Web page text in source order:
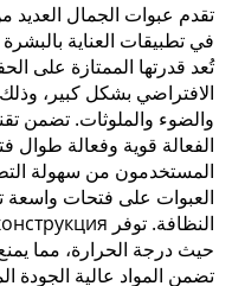
تقدم عبوات الجمال العديد
في تطبيقات العناية
تُعد قدرتها الممتازة على
الافتراضي بشكل كبير،
والضوء والملوثات. تضمن
الفعالة قوية وفعالة طوال
المستخدمون من سهولة
العبوات على فتحات واسعة
حيث درجة الحرارة، مما
تضمن المواد عالية الجودة